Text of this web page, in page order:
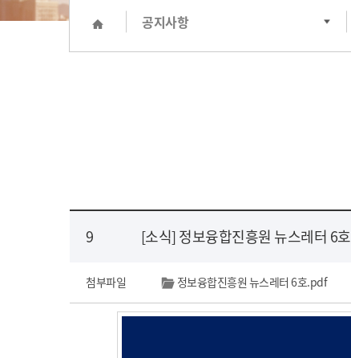
공지사항
9 [소식] 정보융합진흥원 뉴스레터 6호
첨부파일 정보융합진흥원 뉴스레터 6호.pdf